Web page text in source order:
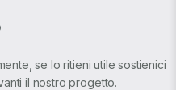
se lo ritieni utile sostienici
il nostro progetto.